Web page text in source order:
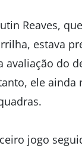
Reaves,
estava
avaliação do
ele ainda
jogo